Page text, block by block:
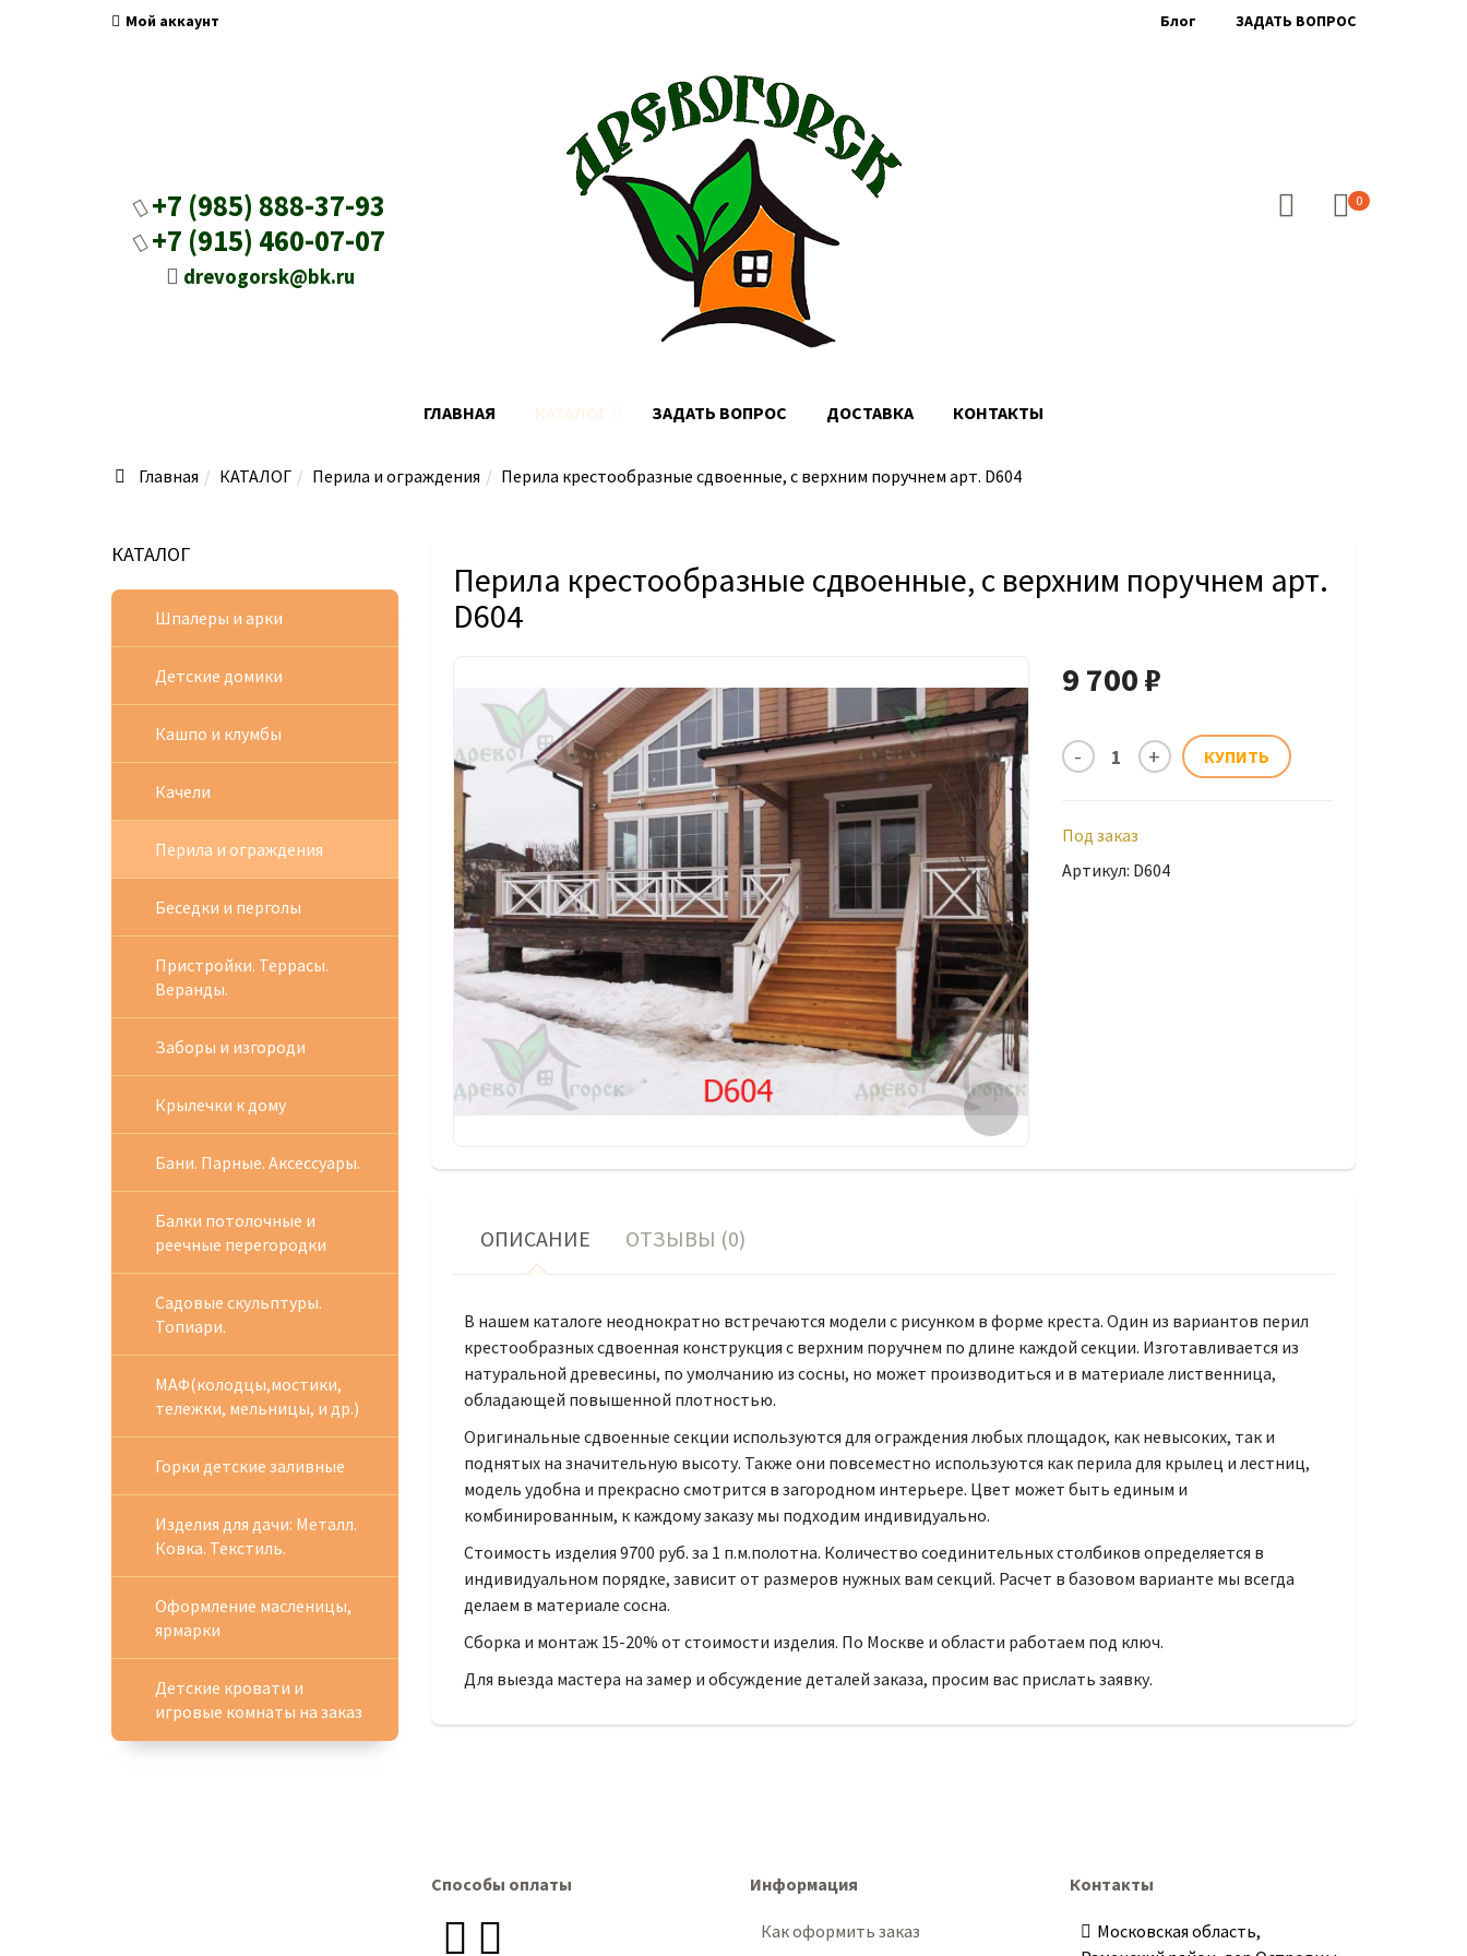
Мой аккаунт Блог ЗАДАТЬ ВОПРОС
+7 (985) 888-37-93
+7 (915) 460-07-07
drevogorsk@bk.ru
0
ГЛАВНАЯ ЗАДАТЬ ВОПРОС ДОСТАВКА КОНТАКТЫ
Главная КАТАЛОГ Перила и ограждения Перила крестообразные сдвоенные, с верхним поручнем арт. D604
Перила крестообразные сдвоенные, с верхним поручнем арт.
D604
9 700 ₽
Под заказ
Артикул: D604
ОПИСАНИЕ ОТЗЫВЫ (0)
В нашем каталоге неоднократно встречаются модели с рисунком в форме креста. Один из вариантов перил
крестообразных сдвоенная конструкция с верхним поручнем по длине каждой секции. Изготавливается из
натуральной древесины, по умолчанию из сосны, но может производиться и в материале лиственница,
обладающей повышенной плотностью.
Оригинальные сдвоенные секции используются для ограждения любых площадок, как невысоких, так и
поднятых на значительную высоту. Также они повсеместно используются как перила для крылец и лестниц,
модель удобна и прекрасно смотрится в загородном интерьере. Цвет может быть единым и
комбинированным, к каждому заказу мы подходим индивидуально.
Стоимость изделия 9700 руб. за 1 п.м.полотна. Количество соединительных столбиков определяется в
индивидуальном порядке, зависит от размеров нужных вам секций. Расчет в базовом варианте мы всегда
делаем в материале сосна.
Сборка и монтаж 15-20% от стоимости изделия. По Москве и области работаем под ключ.
Для выезда мастера на замер и обсуждение деталей заказа, просим вас прислать заявку.
КАТАЛОГ
Шпалеры и арки
Детские домики
Кашпо и клумбы
Качели
Перила и ограждения
Беседки и перголы
Пристройки. Террасы.
Веранды.
Заборы и изгороди
Крылечки к дому
Бани. Парные. Аксессуары.
Балки потолочные и
реечные перегородки
Садовые скульптуры.
Топиари.
МАФ(колодцы,мостики,
тележки, мельницы, и др.)
Горки детские заливные
Изделия для дачи: Металл.
Ковка. Текстиль.
Оформление масленицы,
ярмарки
Детские кровати и
игровые комнаты на заказ
Способы оплаты Информация
Как оформить заказ
Контакты
Московская область,